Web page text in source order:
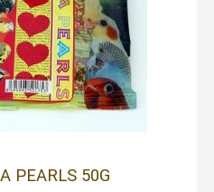
PEARLS 50G